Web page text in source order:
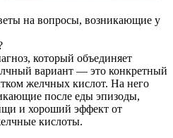
на вопросы, возникающие у
который объединяет
вариант — это конкретный
желчных кислот. На него
после еды эпизоды,
и хороший эффект от
кислоты.